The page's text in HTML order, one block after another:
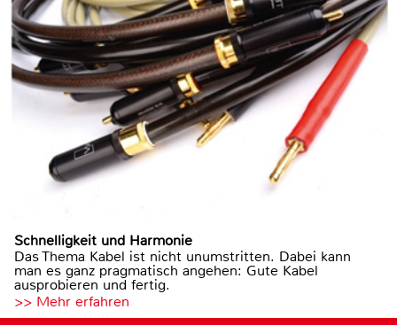
Schnelligkeit und Harmonie
Das Thema Kabel ist nicht unumstritten. Dabei kann
man es ganz pragmatisch angehen: Gute Kabel
ausprobieren und fertig.
>> Mehr erfahren